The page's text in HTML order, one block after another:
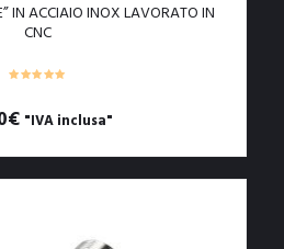
IN ACCIAIO INOX LAVORATO IN
CNC
€ "IVA inclusa"